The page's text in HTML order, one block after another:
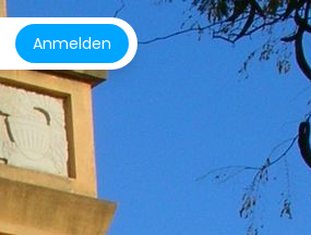
Anmelden